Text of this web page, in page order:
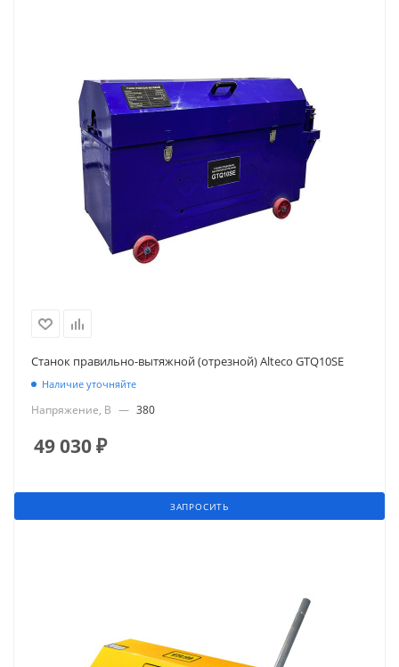
Станок правильно-вытяжной (отрезной) Alteco GTQ10SE
Наличие уточняйте
Напряжение, В — 380
49 030₽
ЗАПРОСИТЬ